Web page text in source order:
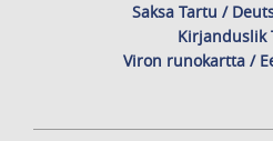
Saksa Tartu /
Kirjanduslik
Viron runokartta /